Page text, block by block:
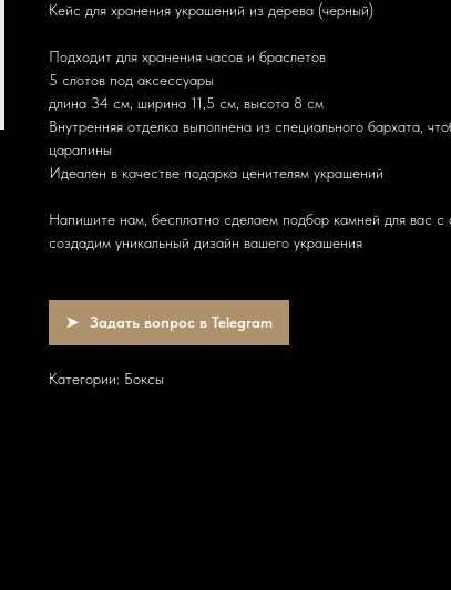
Кейс для хранения украшений из дерева (черный)
Подходит для хранения часов и браслетов
5 слотов под аксессуары
длина 34 см, ширина 11,5 см, высота 8 см
Внутренняя отделка выполнена из специального бархата,
царапины
Идеален в качестве подарка ценителям украшений
Напишите нам, бесплатно сделаем подбор камней для вас
создадим уникальный дизайн вашего украшения
Задать вопрос в Telegram
Категории: Боксы